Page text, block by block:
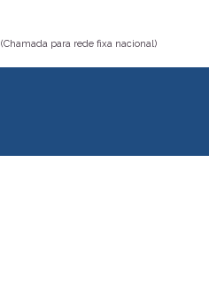
(Chamada para rede fixa nacional)